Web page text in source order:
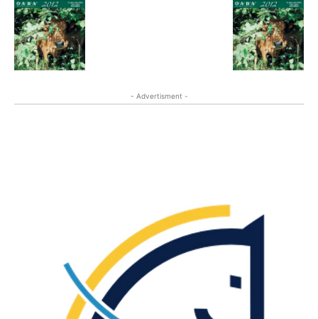
- Advertisment -